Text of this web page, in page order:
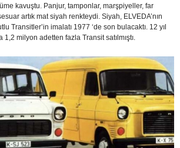
kavuştu. Panjur, tamponlar, marşpiyeller, far
artık mat siyah renkteydi. Siyah, ELVEDA’nın
Transitler’in imalatı 1977 ‘de son bulacaktı. 12 yıl
milyon adetten fazla Transit satılmıştı.